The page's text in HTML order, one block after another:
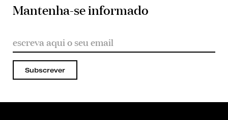
Mantenha-se informado
Subscrever